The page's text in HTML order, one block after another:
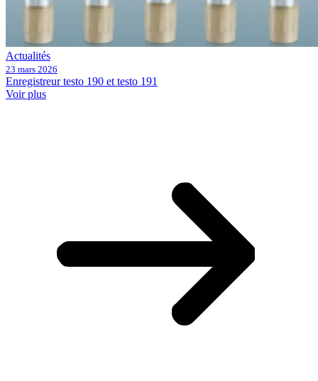
Actualités
23 mars 2026
Enregistreur testo 190 et testo 191
Voir plus